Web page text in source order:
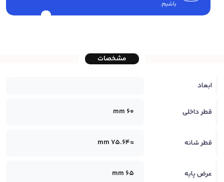
باشیم.
مشخصات
ابعاد
قطر داخلی 60 mm
قطر شانه ≈75.64 mm
عرض پایه 65 mm